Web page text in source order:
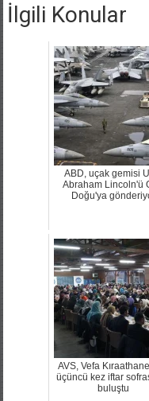
İlgili Konular
ABD, uçak gemisi
Abraham Lincoln'ü
Doğu'ya
AVS, Vefa
üçüncü kez iftar
buluştu